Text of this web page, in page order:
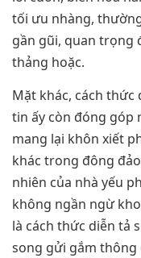
tối ưu nhàng,
gần gũi, quan trọng
thảng hoặc.
Mặt khác, cách
tin ấy còn đóng góp
mang lại khôn xiết
khác trong đông
nhiên của nhà yếu
không ngần ngừ
là cách thức diễn tả
song gửi gắm thông